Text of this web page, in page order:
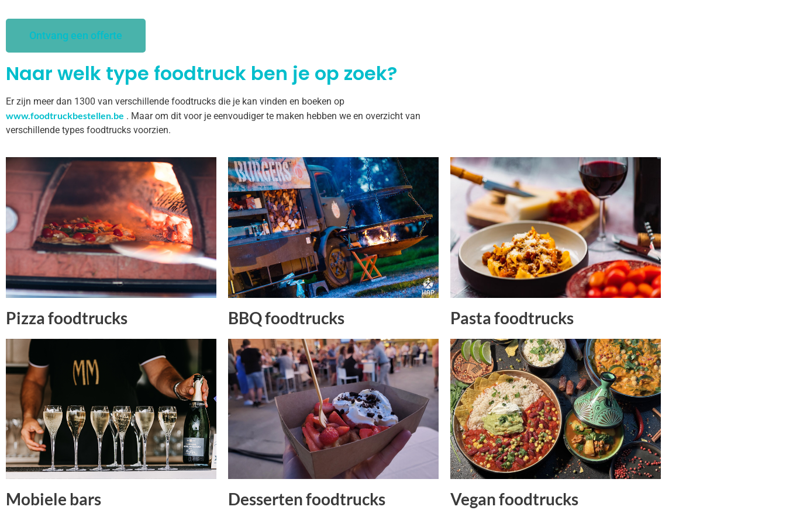
Ontvang een offerte
Naar welk type foodtruck ben je op zoek?
Er zijn meer dan 1300 van verschillende foodtrucks die je kan vinden en boeken op
www.foodtruckbestellen.be . Maar om dit voor je eenvoudiger te maken hebben we en overzicht van
verschillende types foodtrucks voorzien.
Pizza foodtrucks BBQ foodtrucks Pasta foodtrucks
Mobiele bars Desserten foodtrucks Vegan foodtrucks